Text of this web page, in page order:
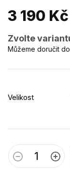
3 190 Kč
Zvolte
Velikost
Můžeme doručit